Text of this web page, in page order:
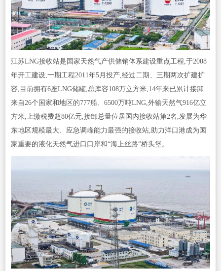
江苏LNG接收站是国家天然气产供储销体系建设重点工程,于2008
年开工建设,一期工程2011年5月投产,经过二期、三期两次扩建扩
容,目前拥有6座LNG储罐,总库容108万立方米,14年来已累计接卸
来自26个国家和地区的777船、6500万吨LNG,外输天然气916亿立
方米,上缴税费超80亿元,接卸总量位居国内接收站第2名,发展为华
东地区规模最大、应急调峰能力最强的接收站,助力洋口港成为国
家重要的液化天然气进口口岸和“海上丝路”桥头堡。